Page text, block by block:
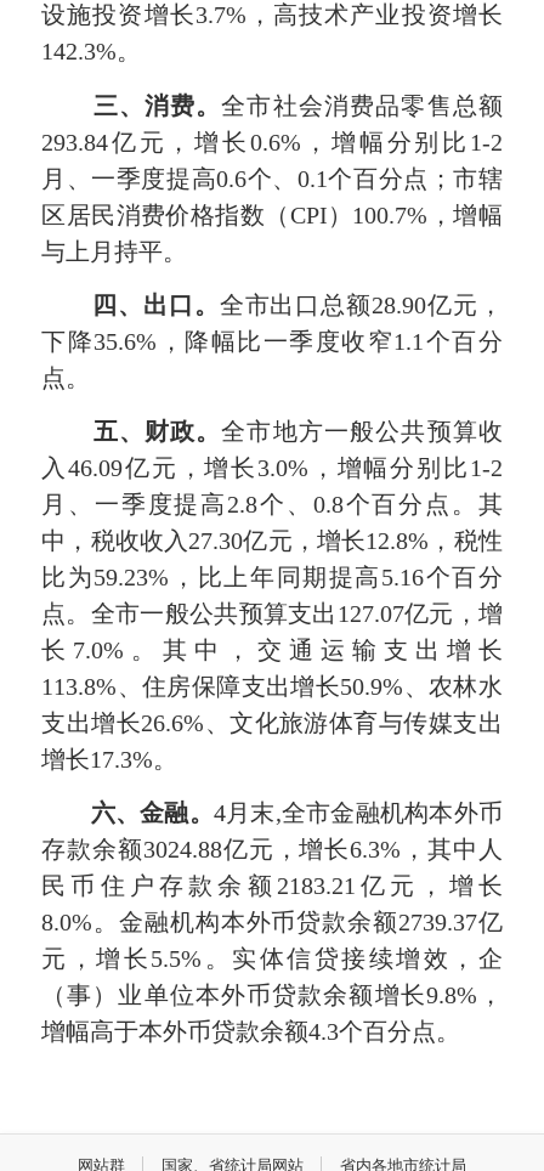
设施投资增长3.7%，高技术产业投资增长
142.3%。
三、消费。全市社会消费品零售总额
293.84亿元，增长0.6%，增幅分别比1-2
月、一季度提高0.6个、0.1个百分点；市辖
区居民消费价格指数（CPI）100.7%，增幅
与上月持平。
四、出口。 全市出口总额28.90亿元，
下降35.6%，降幅比一季度收窄1.1个百分
点。
五、财政。全市地方一般公共预算收
入46.09亿元，增长3.0%，增幅分别比1-2
月、一季度提高2.8个、0.8个百分点。其
中，税收收入27.30亿元，增长12.8%，税性
比为59.23%，比上年同期提高5.16个百分
点。全市一般公共预算支出127.07亿元，增
长7.0%。其中，交通运输支出增长
113.8%、住房保障支出增长50.9%、农林水
支出增长26.6%、文化旅游体育与传媒支出
增长17.3%。
六、金融。 4月末,全市金融机构本外币
存款余额3024.88亿元，增长6.3%，其中人
民币住户存款余额2183.21亿元，增长
8.0%。金融机构本外币贷款余额2739.37亿
元，增长5.5%。实体信贷接续增效，企
（事）业单位本外币贷款余额增长9.8%，
增幅高于本外币贷款余额4.3个百分点。
网站群 国家、省统计局网站 省内各地市统计局